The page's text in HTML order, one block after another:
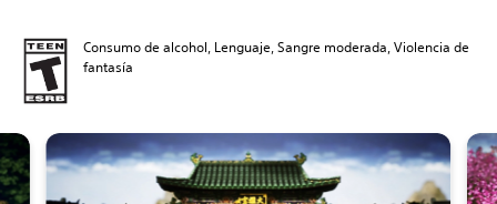
Consumo de alcohol, Lenguaje, Sangre moderada, Violencia de
fantasía